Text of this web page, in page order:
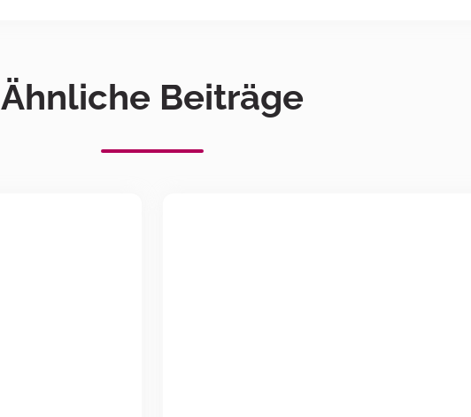
Ähnliche Beiträge